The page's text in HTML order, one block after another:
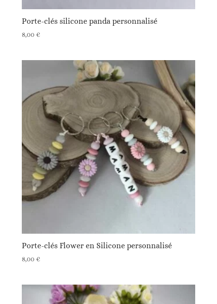
Porte-clés silicone panda personnalisé
8,00 €
Porte-clés Flower en Silicone personnalisé
8,00 €